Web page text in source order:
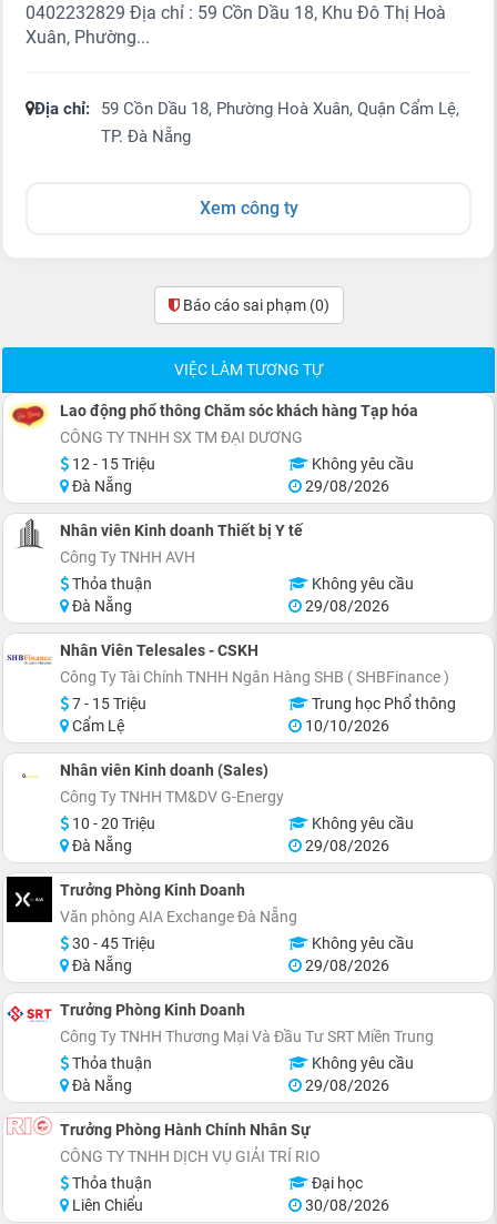
0402232829 Địa chỉ : 59 Cồn Dầu 18, Khu Đô Thị Hoà
Xuân, Phường...
Địa chỉ:
59 Cồn Dầu 18, Phường Hoà Xuân, Quận Cẩm Lệ,
TP. Đà Nẵng
Xem công ty
Báo cáo sai phạm (0)
VIỆC LÀM TƯƠNG TỰ
Lao động phổ thông Chăm sóc khách hàng Tạp hóa
CÔNG TY TNHH SX TM ĐẠI DƯƠNG
12 - 15 Triệu
Không yêu cầu
Đà Nẵng
29/08/2026
Nhân viên Kinh doanh Thiết bị Y tế
Công Ty TNHH AVH
Thỏa thuận
Không yêu cầu
Đà Nẵng
29/08/2026
Nhân Viên Telesales - CSKH
Công Ty Tài Chính TNHH Ngân Hàng SHB ( SHBFinance )
7 - 15 Triệu
Trung học Phổ thông
Cẩm Lệ
10/10/2026
Nhân viên Kinh doanh (Sales)
Công Ty TNHH TM&DV G-Energy
10 - 20 Triệu
Không yêu cầu
Đà Nẵng
29/08/2026
Trưởng Phòng Kinh Doanh
Văn phòng AIA Exchange Đà Nẵng
30 - 45 Triệu
Không yêu cầu
Đà Nẵng
29/08/2026
Trưởng Phòng Kinh Doanh
Công Ty TNHH Thương Mại Và Đầu Tư SRT Miền Trung
Thỏa thuận
Không yêu cầu
Đà Nẵng
29/08/2026
Trưởng Phòng Hành Chính Nhân Sự
CÔNG TY TNHH DỊCH VỤ GIẢI TRÍ RIO
Thỏa thuận
Đại học
Liên Chiểu
30/08/2026